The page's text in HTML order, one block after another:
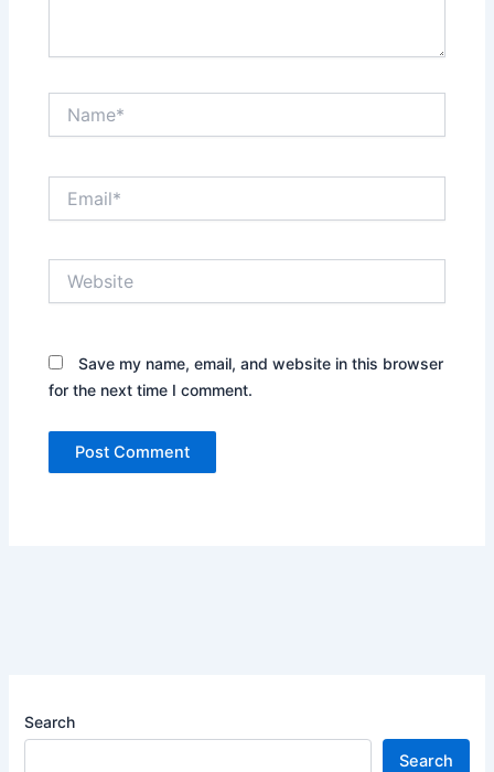
Save my name, email, and website in this browser
for the next time I comment.
Search
Search